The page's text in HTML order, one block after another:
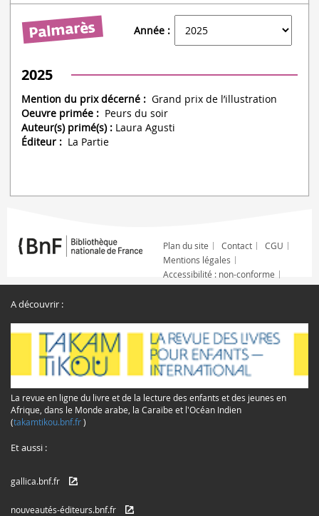
Année :
2025
Mention du prix décerné : Grand prix de l’illustration
Oeuvre primée : Peurs du soir
Auteur(s) primé(s) : Laura Agusti
Éditeur : La Partie
Plan du site Contact
CGU
Mentions légales
Accessibilité : non-conforme
A découvrir :
La revue en ligne du livre et de la lecture des enfants et des jeunes en
Afrique, dans le Monde arabe, la Caraïbe et l'Océan Indien
(takamtikou.bnf.fr)
Et aussi :
gallica.bnf.fr
nouveautés-éditeurs.bnf.fr